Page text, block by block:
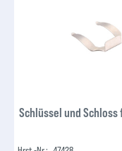
Schlüssel und